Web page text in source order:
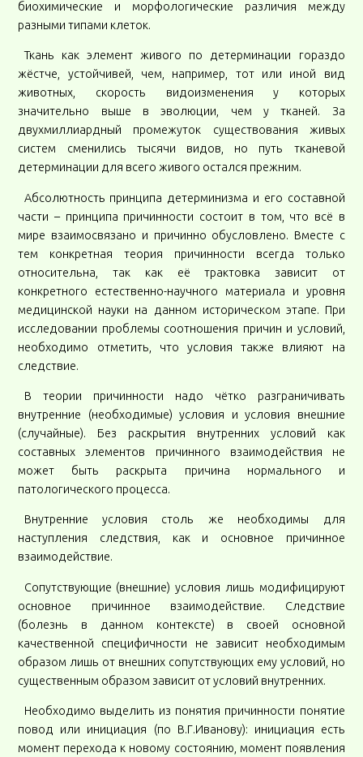
биохимические и морфологические различия между
разными типами клеток.
Ткань как элемент живого по детерминации гораздо
жёстче, устойчивей, чем, например, тот или иной вид
животных, скорость видоизменения у которых
значительно выше в эволюции, чем у тканей. За
двухмиллиардный промежуток существования живых
систем сменились тысячи видов, но путь тканевой
детерминации для всего живого остался прежним.
Абсолютность принципа детерминизма и его составной
части – принципа причинности состоит в том, что всё в
мире взаимосвязано и причинно обусловлено. Вместе с
тем конкретная теория причинности всегда только
относительна, так как её трактовка зависит от
конкретного естественно-научного материала и уровня
медицинской науки на данном историческом этапе. При
исследовании проблемы соотношения причин и условий,
необходимо отметить, что условия также влияют на
следствие.
В теории причинности надо чётко разграничивать
внутренние (необходимые) условия и условия внешние
(случайные). Без раскрытия внутренних условий как
составных элементов причинного взаимодействия не
может быть раскрыта причина нормального и
патологического процесса.
Внутренние условия столь же необходимы для
наступления следствия, как и основное причинное
взаимодействие.
Сопутствующие (внешние) условия лишь модифицируют
основное причинное взаимодействие. Следствие
(болезнь в данном контексте) в своей основной
качественной специфичности не зависит необходимым
образом лишь от внешних сопутствующих ему условий, но
существенным образом зависит от условий внутренних.
Необходимо выделить из понятия причинности понятие
повод или инициация (по В.Г.Иванову): инициация есть
момент перехода к новому состоянию, момент появления